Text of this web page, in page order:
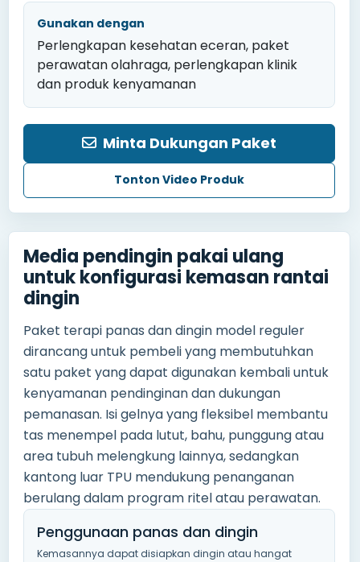
Gunakan dengan
Perlengkapan kesehatan eceran, paket
perawatan olahraga, perlengkapan klinik
dan produk kenyamanan
Minta Dukungan Paket
Tonton Video Produk
Media pendingin pakai ulang
untuk konfigurasi kemasan rantai
dingin
Paket terapi panas dan dingin model reguler
dirancang untuk pembeli yang membutuhkan
satu paket yang dapat digunakan kembali untuk
kenyamanan pendinginan dan dukungan
pemanasan. Isi gelnya yang fleksibel membantu
tas menempel pada lutut, bahu, punggung atau
area tubuh melengkung lainnya, sedangkan
kantong luar TPU mendukung penanganan
berulang dalam program ritel atau perawatan.
Penggunaan panas dan dingin
Kemasannya dapat disiapkan dingin atau hangat